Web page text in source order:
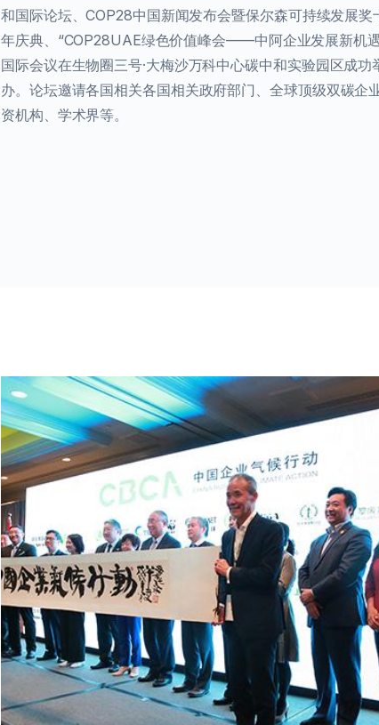
和国际论坛、COP28中国新闻发布会暨保尔森可持续发展奖
年庆典、“COP28UAE绿色价值峰会——中阿企业发展新机
国际会议在生物圈三号·大梅沙万科中心碳中和实验园区成功
办。论坛邀请各国相关各国相关政府部门、全球顶级双碳企
资机构、学术界等。